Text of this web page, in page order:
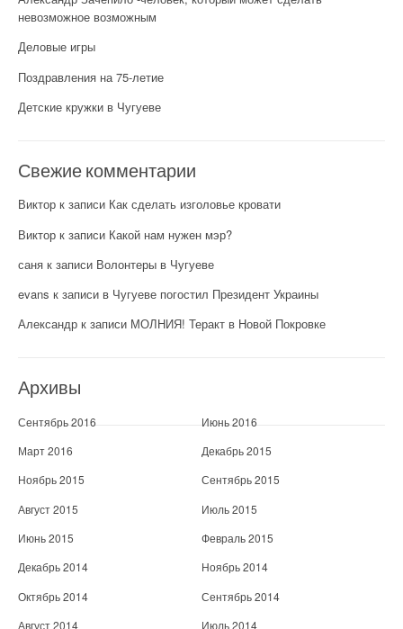
невозможное возможным
Деловые игры
Поздравления на 75-летие
Детские кружки в Чугуеве
Свежие комментарии
Виктор к записи Как сделать изголовье кровати
Виктор к записи Какой нам нужен мэр?
саня к записи Волонтеры в Чугуеве
evans к записи в Чугуеве погостил Президент Украины
Александр к записи МОЛНИЯ! Теракт в Новой Покровке
Архивы
Сентябрь 2016
Июнь 2016
Март 2016
Декабрь 2015
Ноябрь 2015
Сентябрь 2015
Август 2015
Июль 2015
Июнь 2015
Февраль 2015
Декабрь 2014
Ноябрь 2014
Октябрь 2014
Сентябрь 2014
Август 2014
Июль 2014